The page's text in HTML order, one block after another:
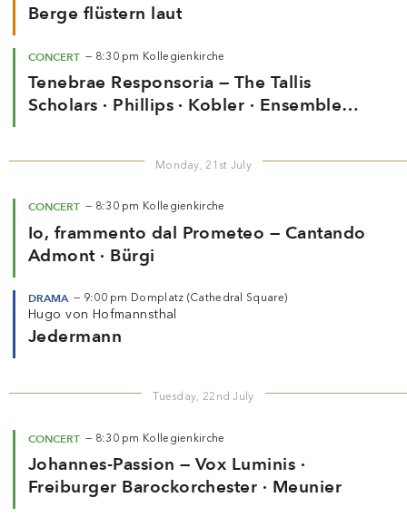
Berge flüstern laut
CONCERT — 8:30 pm Kollegienkirche
Tenebrae Responsoria — The Tallis
Scholars · Phillips · Kobler · Ensemble
Monday, 21st July
CONCERT — 8:30 pm Kollegienkirche
Io, frammento dal Prometeo — Cantando
Admont · Bürgi
DRAMA — 9:00 pm Domplatz (Cathedral Square)
Hugo von Hofmannsthal
Jedermann
Tuesday, 22nd July
CONCERT — 8:30 pm Kollegienkirche
Johannes-Passion — Vox Luminis ·
Freiburger Barockorchester · Meunier